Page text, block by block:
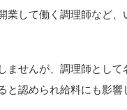
業して働く調理師など
せんが、調理師とし
と認められ給料にも影